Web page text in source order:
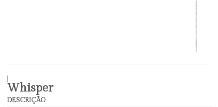
Whisper
DESCRIÇÃO